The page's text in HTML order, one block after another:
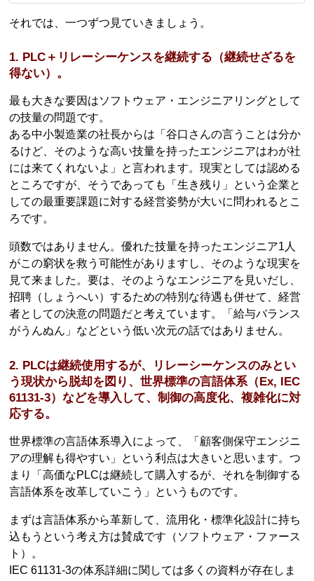
それでは、一つずつ見ていきましょう。
1. PLC＋リレーシーケンスを継続する（継続せざるを
得ない）。
最も大きな要因はソフトウェア・エンジニアリングとして
の技量の問題です。
ある中小製造業の社長からは「谷口さんの言うことは分か
るけど、そのような高い技量を持ったエンジニアはわが社
には来てくれないよ」と言われます。現実としては認める
ところですが、そうであっても「生き残り」という企業と
しての最重要課題に対する経営姿勢が大いに問われるとこ
ろです。
頭数ではありません。優れた技量を持ったエンジニア1人
がこの窮状を救う可能性がありますし、そのような現実を
見て来ました。要は、そのようなエンジニアを見いだし、
招聘（しょうへい）するための特別な待遇も併せて、経営
者としての決意の問題だと考えています。「給与バランス
がうんぬん」などという低い次元の話ではありません。
2. PLCは継続使用するが、リレーシーケンスのみとい
う現状から脱却を図り、世界標準の言語体系（Ex, IEC
61131-3）などを導入して、制御の高度化、複雑化に対
応する。
世界標準の言語体系導入によって、「顧客側保守エンジニ
アの理解も得やすい」という利点は大きいと思います。つ
まり「高価なPLCは継続して購入するが、それを制御する
言語体系を改革していこう」というものです。
まずは言語体系から革新して、流用化・標準化設計に持ち
込もうという考え方は賛成です（ソフトウェア・ファース
ト）。
IEC 61131-3の体系詳細に関しては多くの資料が存在しま